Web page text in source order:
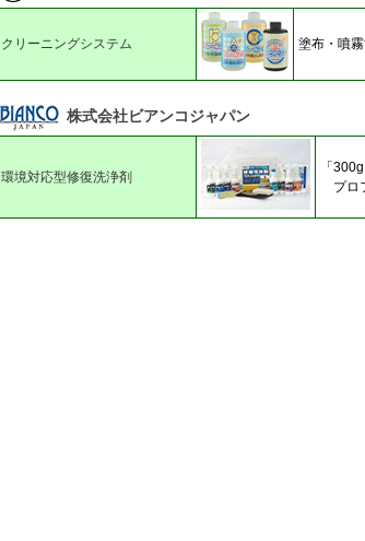
クリーニングシステム 塗布・噴
株式会社ビアンコジャパン
環境対応型修復洗浄剤
「
プロ